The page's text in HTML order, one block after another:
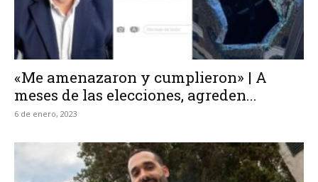
«Me amenazaron y cumplieron» | A
meses de las elecciones, agreden...
6 de enero, 2023